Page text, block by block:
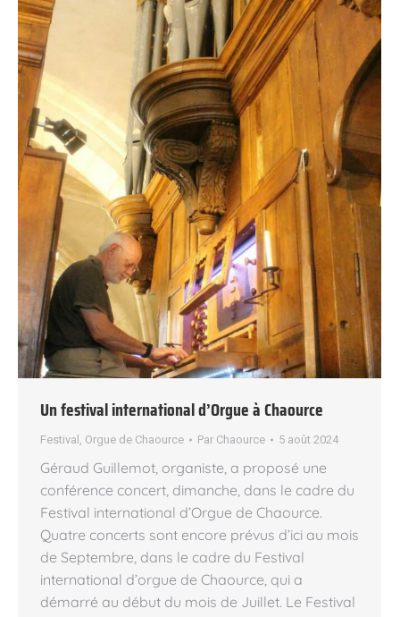
Un festival international d’Orgue à Chaource
Festival Orgue de Chaource Par Chaource 5 août 2024
Géraud Guillemot, organiste, a proposé une
conférence concert, dimanche, dans le cadre du
Festival international d’Orgue de Chaource.
Quatre concerts sont encore prévus d’ici au mois
de Septembre, dans le cadre du Festival
international d’orgue de Chaource, qui a
démarré au début du mois de Juillet. Le Festival